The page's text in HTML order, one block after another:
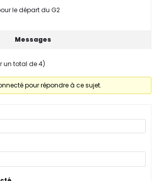
le départ du G2
Messages
un total de 4)
pour répondre à ce sujet.